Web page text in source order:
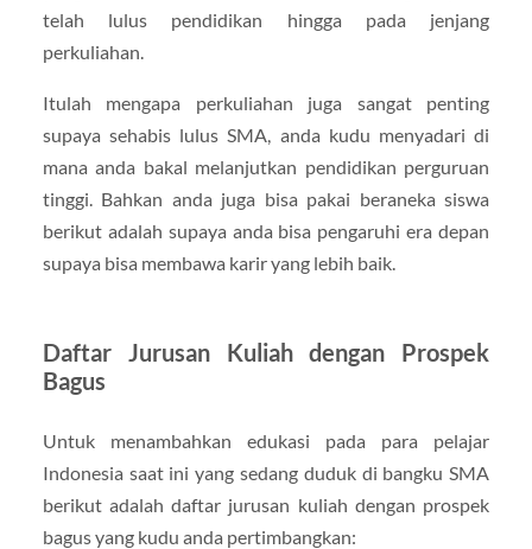
telah lulus pendidikan hingga pada jenjang
perkuliahan.
Itulah mengapa perkuliahan juga sangat penting
supaya sehabis lulus SMA, anda kudu menyadari di
mana anda bakal melanjutkan pendidikan perguruan
tinggi. Bahkan anda juga bisa pakai beraneka siswa
berikut adalah supaya anda bisa pengaruhi era depan
supaya bisa membawa karir yang lebih baik.
Daftar Jurusan Kuliah dengan Prospek
Bagus
Untuk menambahkan edukasi pada para pelajar
Indonesia saat ini yang sedang duduk di bangku SMA
berikut adalah daftar jurusan kuliah dengan prospek
bagus yang kudu anda pertimbangkan: